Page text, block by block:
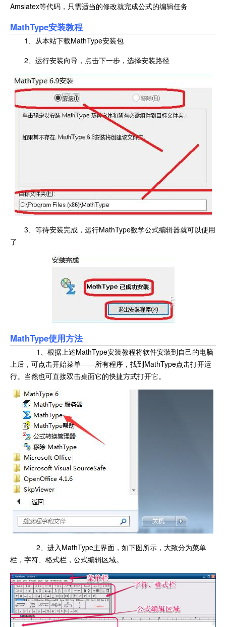
Amslatex等代码，只需适当的修改就完成公式的编辑任务
MathType安装教程
1、从本站下载MathType安装包
2、运行安装向导，点击下一步，选择安装路径
3、等待安装完成，运行MathType数学公式编辑器就可以使用
了
MathType使用方法
1、根据上述MathType安装教程将软件安装到自己的电脑
上后，可点击开始菜单——所有程序，找到MathType点击打开运
行。当然也可直接双击桌面它的快捷方式打开它。
2、进入MathType主界面，如下图所示，大致分为菜单
栏，字符、格式栏，公式编辑区域。